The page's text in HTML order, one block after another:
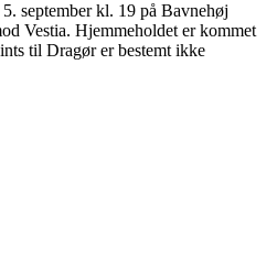
september kl. 19 på Bavnehøj
Vestia. Hjemmeholdet er kommet
til Dragør er bestemt ikke